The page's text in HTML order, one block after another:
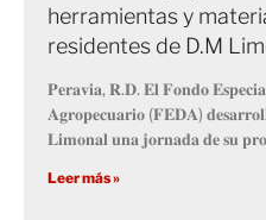
herramientas y
residentes de D.M
𝐏𝐞𝐫𝐚𝐯𝐢𝐚, 𝐑.𝐃. 𝐄𝐥 𝐅𝐨𝐧𝐝𝐨
𝐀𝐠𝐫𝐨𝐩𝐞𝐜𝐮𝐚𝐫𝐢𝐨 (𝐅𝐄𝐃𝐀)
𝐋𝐢𝐦𝐨𝐧𝐚𝐥 𝐮𝐧𝐚 𝐣𝐨𝐫𝐧𝐚𝐝𝐚 𝐝𝐞 𝐬𝐮
Leer más »